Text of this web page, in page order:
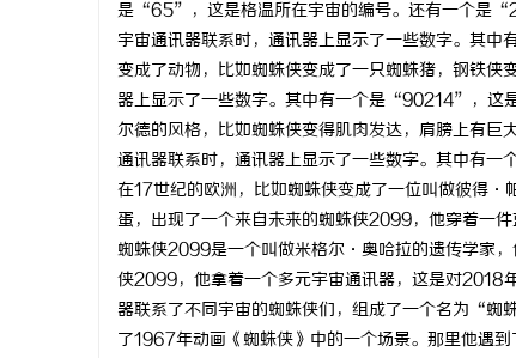
是“65”，这是格温所在宇宙的编号。还有一个是
宇宙通讯器联系时，通讯器上显示了一些数字。其
变成了动物，比如蜘蛛侠变成了一只蜘蛛猪，钢铁
器上显示了一些数字。其中有一个是“90214”，这
尔德的风格，比如蜘蛛侠变得肌肉发达，肩膀上有
通讯器联系时，通讯器上显示了一些数字。其中有
在17世纪的欧洲，比如蜘蛛侠变成了一位叫做彼得
蛋，出现了一个来自未来的蜘蛛侠2099，他穿着一
蜘蛛侠2099是一个叫做米格尔·奥哈拉的遗传学家
侠2099，他拿着一个多元宇宙通讯器，这是对2018
器联系了不同宇宙的蜘蛛侠们，组成了一个名为“
了1967年动画《蜘蛛侠》中的一个场景。那里他遇